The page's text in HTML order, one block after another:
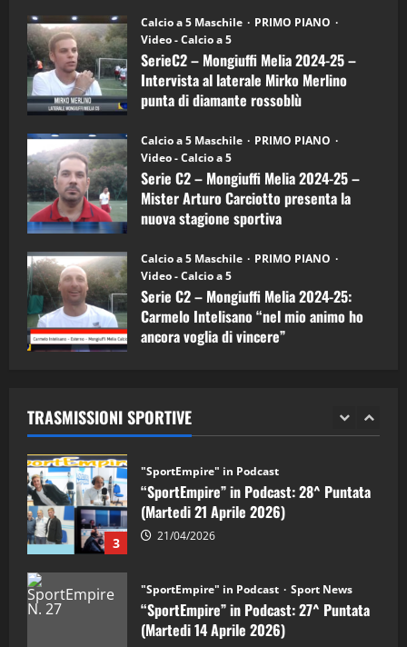
6)
–
Intervista
a
mister
Arturo
Carciotto
(Mongiuffi
Calcio a 5 Maschile
PRIMO PIANO
Video - Calcio a 5
SerieC2 – Mongiuffi Melia 2024-25 –
Intervista al laterale Mirko Merlino
punta di diamante rossoblù
Calcio a 5 Maschile
PRIMO PIANO
Video - Calcio a 5
Serie C2 – Mongiuffi Melia 2024-25 –
Mister Arturo Carciotto presenta la
nuova stagione sportiva
Calcio a 5 Maschile
PRIMO PIANO
Video - Calcio a 5
Serie C2 – Mongiuffi Melia 2024-25:
Carmelo Intelisano “nel mio animo ho
ancora voglia di vincere”
TRASMISSIONI SPORTIVE
4
“SportEmpire” in Podcast: 27^ Puntata
(Martedi 14 Aprile 2026)
15/04/2026
5
“SportEmpire” in Podcast: 26^ Puntata
(Martedi 07 Aprile 2026)
08/04/2026
1
“SportEmpire” in Podcast: 30^ Puntata
(Martedi 05 Maggio 2026)
08/05/2026
2 28/04/2026
3
"SportEmpire" in Podcast
“SportEmpire” in Podcast: 28^ Puntata
(Martedi 21 Aprile 2026)
21/04/2026
"SportEmpire" in Podcast Sport News
“SportEmpire” in Podcast: 27^ Puntata
(Martedi 14 Aprile 2026)